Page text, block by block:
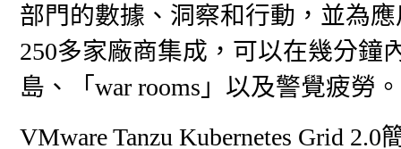
部門的數據、洞察和行動，並為
250多家廠商集成，可以在幾分鐘
島、「war rooms」以及警覺疲勞。
VMware Tanzu Kubernetes Grid